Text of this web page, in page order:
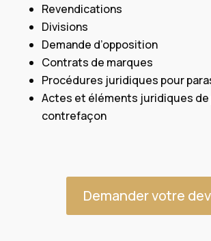
Revendications
Divisions
Demande d’opposition
Contrats de marques
Procédures juridiques pour
Actes et éléments juridiques de
contrefaçon
Demander votre